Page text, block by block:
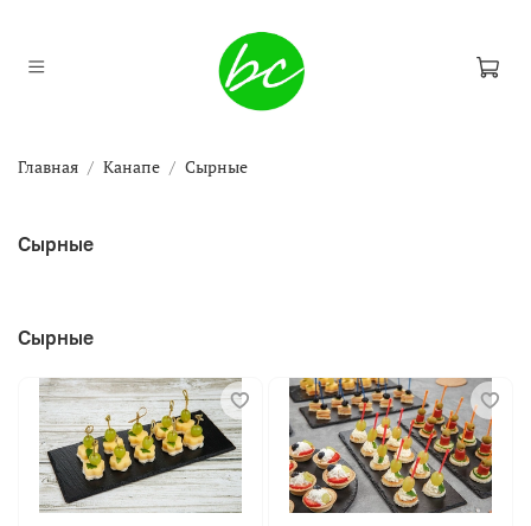
Главная Канапе Сырные
Сырные
Сырные